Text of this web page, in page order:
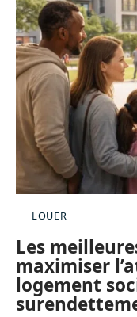
LOUER
Les
maximiser
logement